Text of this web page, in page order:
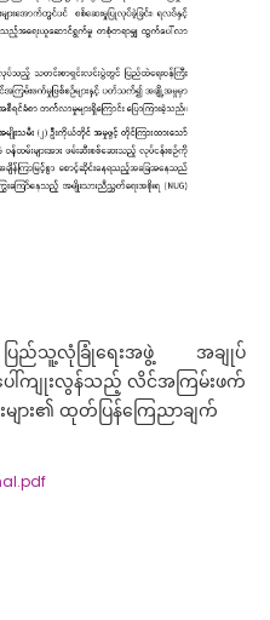
ည်သူ့လုံခြုံရေးအဖွဲ့ အချုပ်
ေါ်ကျုးလွန်သည့် လိင်အကြမ်းဖက်
ျား၏ ထုတ်ပြန်ကြေညာချက်